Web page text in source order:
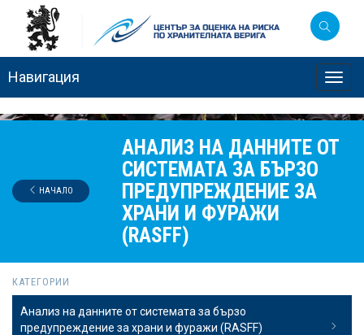
Навигация
АНАЛИЗ НА ДАННИТЕ ОТ
СИСТЕМАТА ЗА БЪРЗО
ПРЕДУПРЕЖДЕНИЕ ЗА
ХРАНИ И ФУРАЖИ
(RASFF)
НАЧАЛО
КАТЕГОРИИ
Анализ на данните от системата за бързо
предупреждение за храни и фуражи (RASFF)